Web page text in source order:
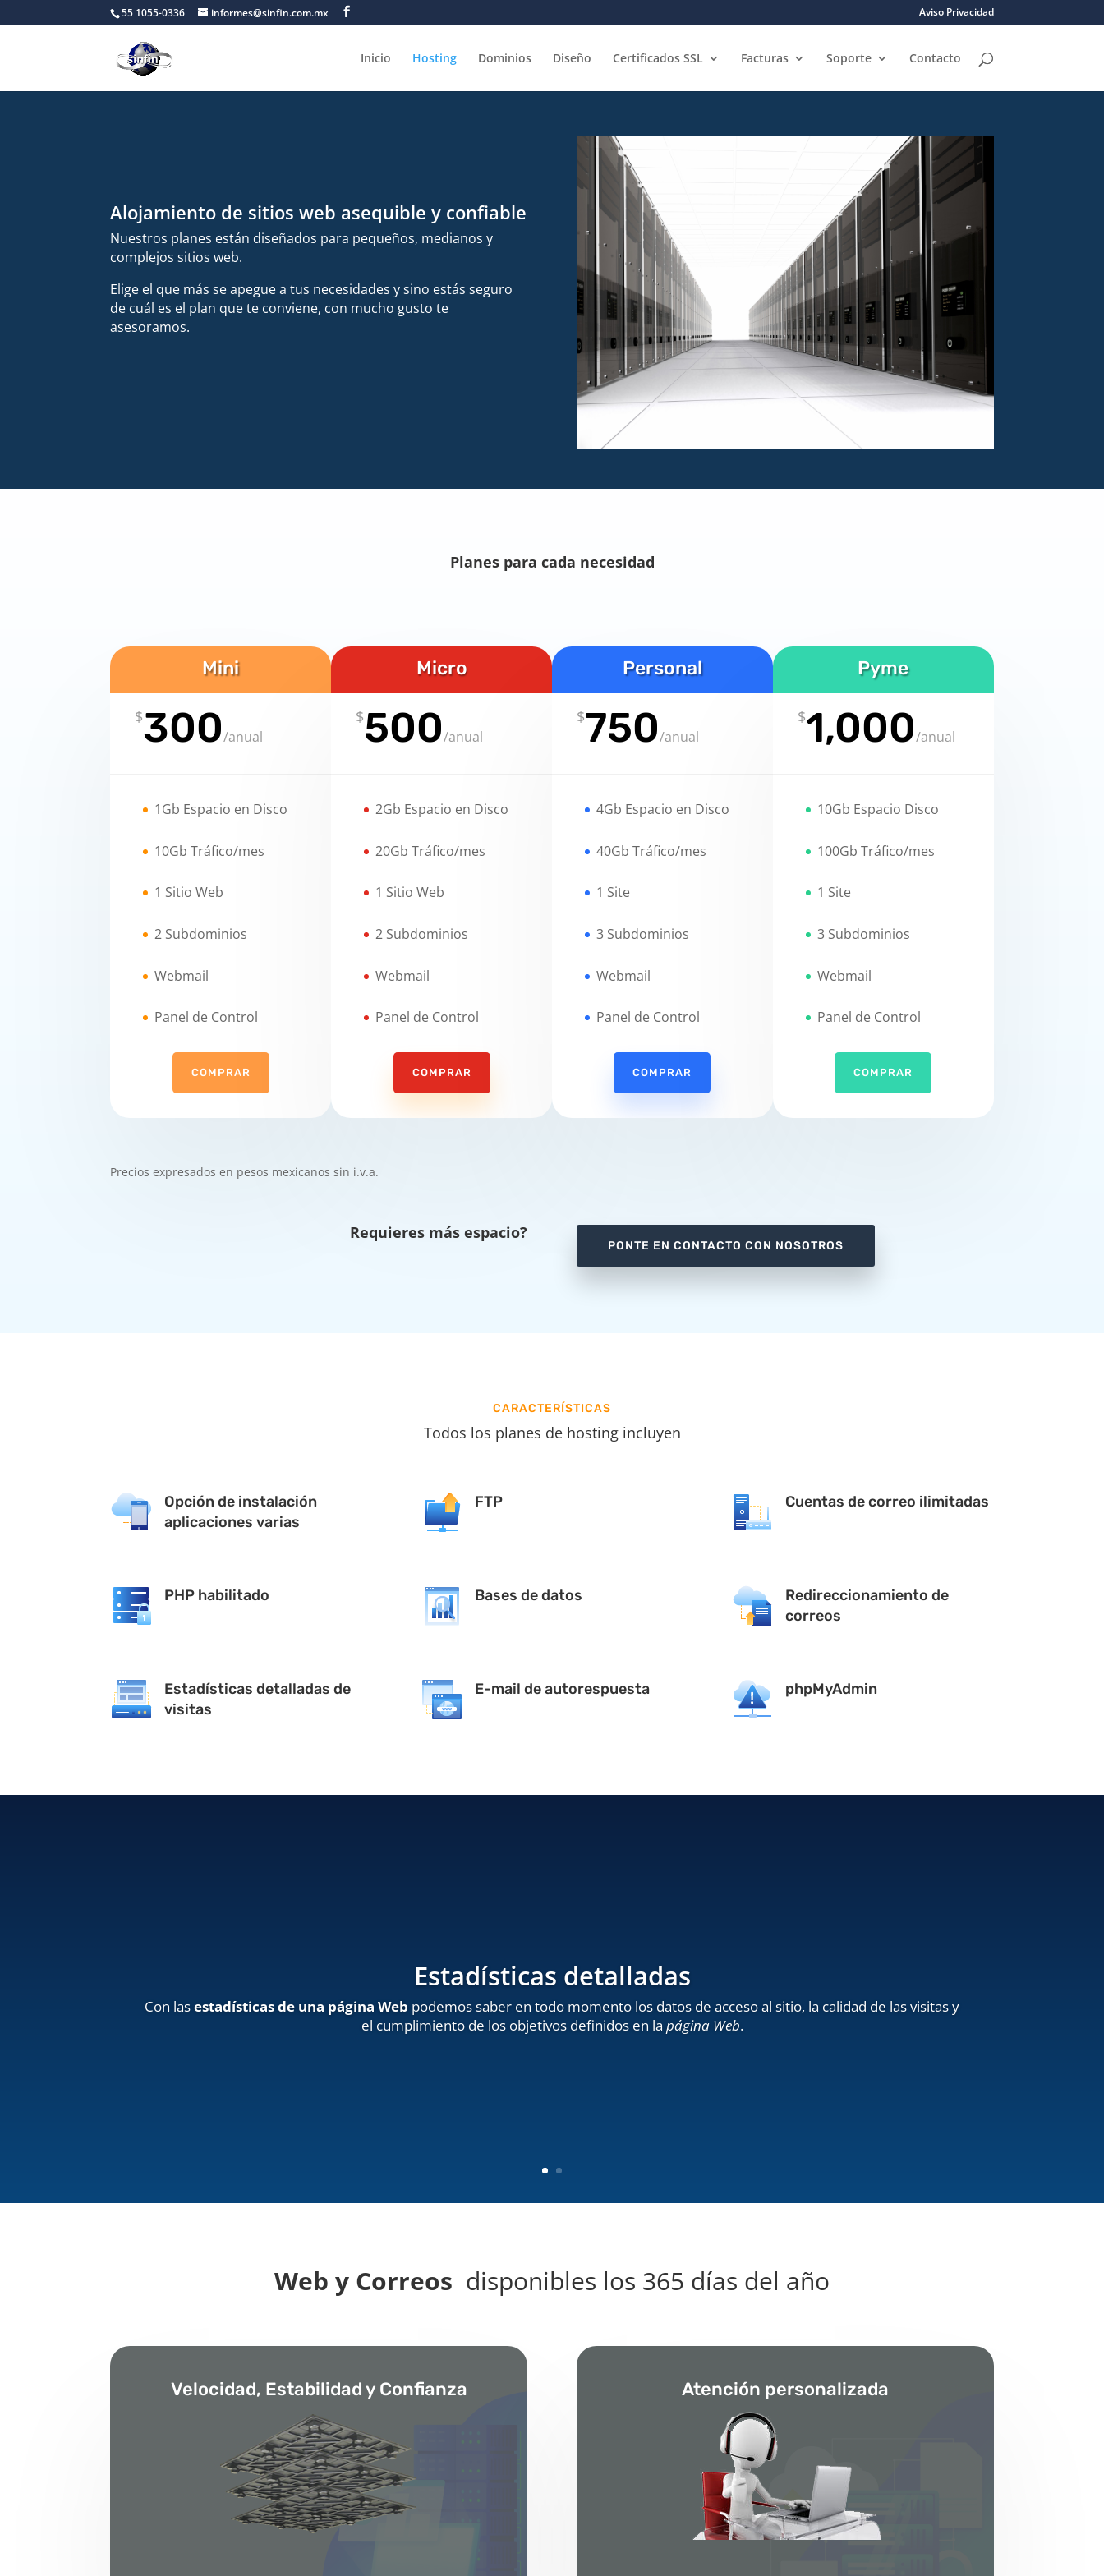
55 1055-0336 informes@sinfin.com.mx Aviso Privacidad
Inicio Hosting Dominios Diseño Certificados SSL Facturas Soporte Contacto
Alojamiento de sitios web asequible y confiable
Nuestros planes están diseñados para pequeños, medianos y
complejos sitios web.
Elige el que más se apegue a tus necesidades y sino estás seguro
de cuál es el plan que te conviene, con mucho gusto te
asesoramos.
Planes para cada necesidad
Mini
$300/anual
1Gb Espacio en Disco
10Gb Tráfico/mes
1 Sitio Web
2 Subdominios
Webmail
Panel de Control
COMPRAR
Micro
$500/anual
2Gb Espacio en Disco
20Gb Tráfico/mes
1 Sitio Web
2 Subdominios
Webmail
Panel de Control
COMPRAR
Personal
$750/anual
4Gb Espacio en Disco
40Gb Tráfico/mes
1 Site
3 Subdominios
Webmail
Panel de Control
COMPRAR
Pyme
$1,000/anual
10Gb Espacio Disco
100Gb Tráfico/mes
1 Site
3 Subdominios
Webmail
Panel de Control
COMPRAR
Precios expresados en pesos mexicanos sin i.v.a.
Requieres más espacio?
PONTE EN CONTACTO CON NOSOTROS
CARACTERÍSTICAS
Todos los planes de hosting incluyen
Opción de instalación
aplicaciones varias
FTP Cuentas de correo ilimitadas
PHP habilitado Bases de datos
Redireccionamiento de
correos
Estadísticas detalladas de
visitas
E-mail de autorespuesta phpMyAdmin
Estadísticas detalladas
Con lasestadísticas de una página Web podemos saber en todo momento los datos de acceso al sitio, la calidad de las visitas y
el cumplimiento de los objetivos definidos en la página Web.
Web y Correos disponibles los 365 días del año
Velocidad, Estabilidad y Confianza Atención personalizada